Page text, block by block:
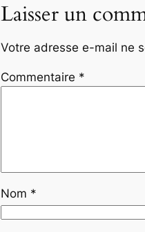
Laisser un
Votre adresse e-mail ne
Commentaire *
Nom *